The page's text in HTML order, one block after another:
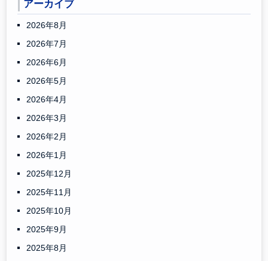
アーカイブ
2026年8月
2026年7月
2026年6月
2026年5月
2026年4月
2026年3月
2026年2月
2026年1月
2025年12月
2025年11月
2025年10月
2025年9月
2025年8月